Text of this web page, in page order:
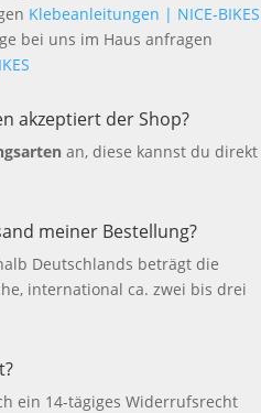
Klebeanleitungen | NICE-BIKES
bei uns im Haus anfragen
akzeptiert der Shop?
an, diese kannst du direkt
meiner Bestellung?
Deutschlands beträgt die
international ca. zwei bis drei
ein 14-tägiges Widerrufsrecht